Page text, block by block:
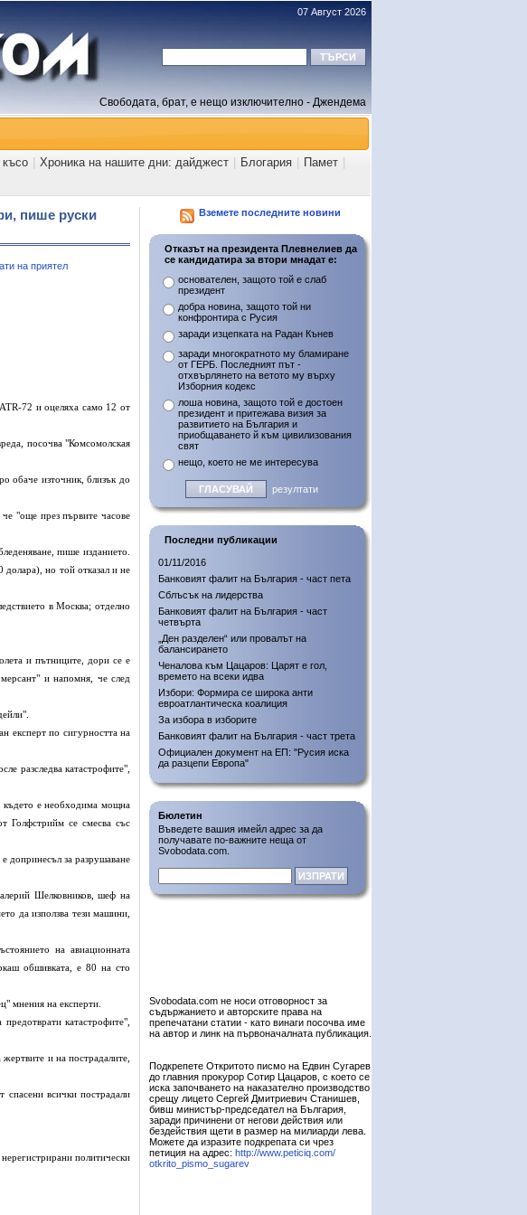
07 Август 2026
Свободата, брат, е нещо изключително - Джендема
късо Хроника на нашите дни: дайджест Блогария Памет
пише руски
72 и оцеляха само 12 от
посочва "Комсомолская
обаче източник, близък до
"още през първите часове
пише изданието.
но той отказал и не
в Москва; отделно
и пътниците, дори се е
и напомня, че след
експерт по сигурността на
разследва катастрофите",
където е необходима мощна
Голфстрийм се смесва със
допринесъл за разрушаване
Шелковников, шеф на
да използва тези машини,
на авиационната
обшивката, е 80 на сто
мнения на експерти.
катастрофите",
и на пострадалите,
спасени всички пострадали
политически
Вземете последните новини
Отказът на президента Плевнелиев да
се кандидатира за втори мнадат е:
основателен, защото той е слаб
президент
добра новина, защото той ни
конфронтира с Русия
заради изцепката на Радан Кънев
заради многократното му бламиране
от ГЕРБ. Последният път -
отхвърлянето на ветото му върху
Изборния кодекс
лоша новина, защото той е достоен
президент и притежава визия за
развитието на България и
приобщаването й към цивилизования
свят
нещо, което не ме интересува
резултати
Последни публикации
01/11/2016
Банковият фалит на България - част пета
Сблъсък на лидерства
Банковият фалит на България - част
четвърта
„Ден разделен“ или провалът на
балансирането
Ченалова към Цацаров: Царят е гол,
времето на всеки идва
Избори: Формира се широка анти
евроатлантическа коалиция
За избора в изборите
Банковият фалит на България - част трета
Официален документ на ЕП: "Русия иска
да разцепи Европа"
Бюлетин
Въведете вашия имейл адрес за да
получавате по-важните неща от
Svobodata.com.
Svobodata.com не носи отговорност за
съдържанието и авторските права на
препечатани статии - като винаги посочва име
на автор и линк на първоначалната публикация.
Подкрепете Откритото писмо на Едвин Сугарев
до главния прокурор Сотир Цацаров, с което се
иска започването на наказателно производство
срещу лицето Сергей Дмитриевич Станишев,
бивш министър-председател на България,
заради причинени от негови действия или
бездействия щети в размер на милиарди лева.
Можете да изразите подкрепата си чрез
петиция на адрес: http://www.peticiq.com/
otkrito_pismo_sugarev